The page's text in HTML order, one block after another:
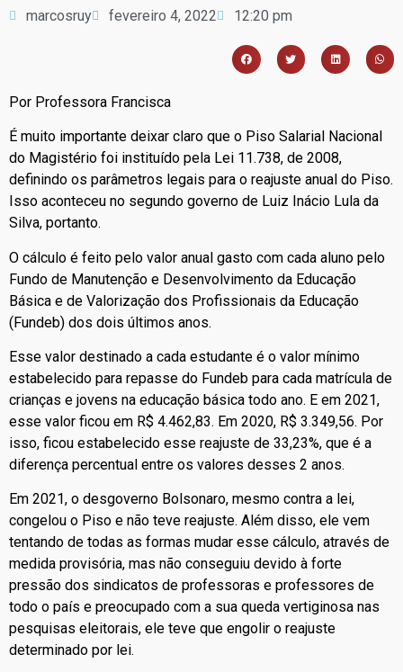
marcosruy fevereiro 4, 2022 12:20 pm
Por Professora Francisca
É muito importante deixar claro que o Piso Salarial Nacional
do Magistério foi instituído pela Lei 11.738, de 2008,
definindo os parâmetros legais para o reajuste anual do Piso.
Isso aconteceu no segundo governo de Luiz Inácio Lula da
Silva, portanto.
O cálculo é feito pelo valor anual gasto com cada aluno pelo
Fundo de Manutenção e Desenvolvimento da Educação
Básica e de Valorização dos Profissionais da Educação
(Fundeb) dos dois últimos anos.
Esse valor destinado a cada estudante é o valor mínimo
estabelecido para repasse do Fundeb para cada matrícula de
crianças e jovens na educação básica todo ano. E em 2021,
esse valor ficou em R$ 4.462,83. Em 2020, R$ 3.349,56. Por
isso, ficou estabelecido esse reajuste de 33,23%, que é a
diferença percentual entre os valores desses 2 anos.
Em 2021, o desgoverno Bolsonaro, mesmo contra a lei,
congelou o Piso e não teve reajuste. Além disso, ele vem
tentando de todas as formas mudar esse cálculo, através de
medida provisória, mas não conseguiu devido à forte
pressão dos sindicatos de professoras e professores de
todo o país e preocupado com a sua queda vertiginosa nas
pesquisas eleitorais, ele teve que engolir o reajuste
determinado por lei.